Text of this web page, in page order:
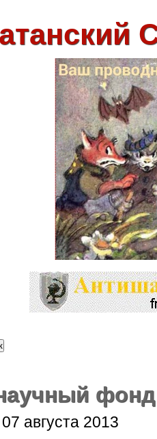
фонд
августа 2013